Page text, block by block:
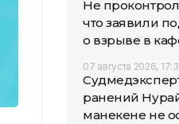
Не
что заявили
о взрыве в
07 августа 2026,
ранений
манекене не